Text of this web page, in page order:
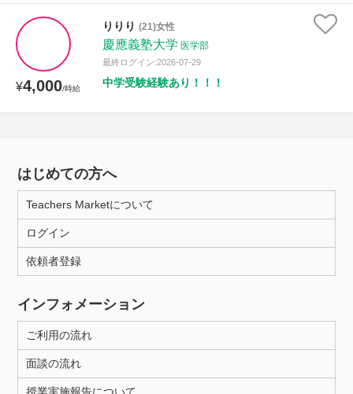
¥4,000/時給
りりり (21)女性
慶應義塾大学 医学部
最終ログイン:2026-07-29
中学受験経験あり！！！
はじめての方へ
Teachers Marketについて
ログイン
依頼者登録
インフォメーション
ご利用の流れ
面談の流れ